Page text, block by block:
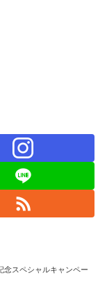
念スペシャルキャンペー